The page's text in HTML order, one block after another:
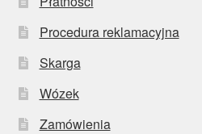
Procedura reklamacyjna
Skarga
Wózek
Zamówienia